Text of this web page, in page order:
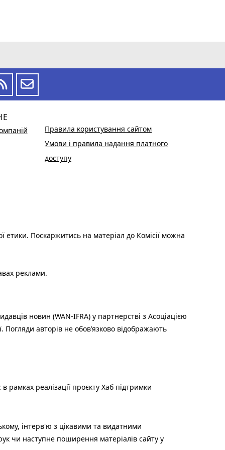
Правила користування сайтом
Умови і правила надання платного
доступу
етики. Поскаржитись на матеріал до Комісії можна
реклами.
новин (WAN-IFRA) у партнерстві з Асоціацією
Погляди авторів не обов’язково відображають
рамках реалізації проєкту Хаб підтримки
інтерв'ю з цікавими та видатними
чи наступне поширення матеріалів сайту у